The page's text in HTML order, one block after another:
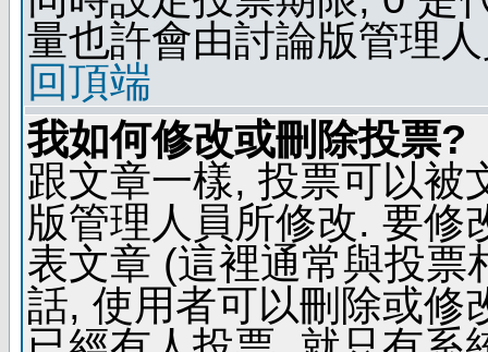
量也許會由討論版管理
回頂端
我如何修改或刪除投票?
跟文章一樣, 投票可以被
版管理人員所修改. 要修
表文章 (這裡通常與投票
話, 使用者可以刪除或修